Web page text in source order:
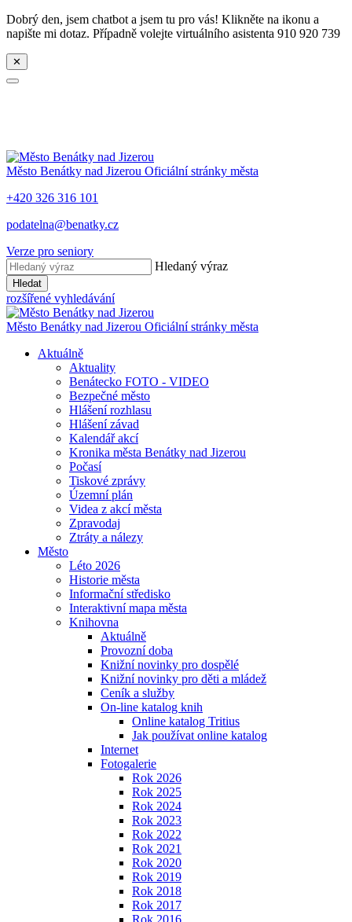
Dobrý den, jsem chatbot a jsem tu pro vás! Klikněte na ikonu a
napište mi dotaz. Případně volejte virtuálního asistenta 910 920 739
✕
Město Benátky nad Jizerou Oficiální stránky města
+420 326 316 101
podatelna@benatky.cz
Verze pro seniory
Hledaný výraz
Hledat
rozšířené vyhledávání
Město Benátky nad Jizerou Oficiální stránky města
Aktuálně
Aktuality
Benátecko FOTO - VIDEO
Bezpečné město
Hlášení rozhlasu
Hlášení závad
Kalendář akcí
Kronika města Benátky nad Jizerou
Počasí
Tiskové zprávy
Územní plán
Videa z akcí města
Zpravodaj
Ztráty a nálezy
Město
Léto 2026
Historie města
Informační středisko
Interaktivní mapa města
Knihovna
Aktuálně
Provozní doba
Knižní novinky pro dospělé
Knižní novinky pro děti a mládež
Ceník a služby
On-line katalog knih
Online katalog Tritius
Jak používat online katalog
Internet
Fotogalerie
Rok 2026
Rok 2025
Rok 2024
Rok 2023
Rok 2022
Rok 2021
Rok 2020
Rok 2019
Rok 2018
Rok 2017
Rok 2016